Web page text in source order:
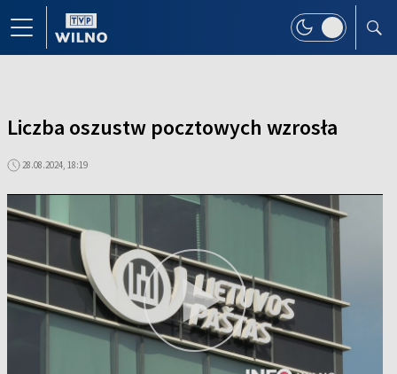
Liczba oszustw pocztowych wzrosła
28.08.2024, 18:19